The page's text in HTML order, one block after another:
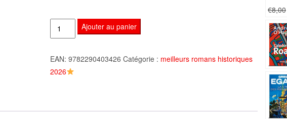
quantité
de
maîtres
de
Tome
Ajouter au panier
EAN: 9782290403426 Catégorie : meilleurs romans historiques
2026
€8,00